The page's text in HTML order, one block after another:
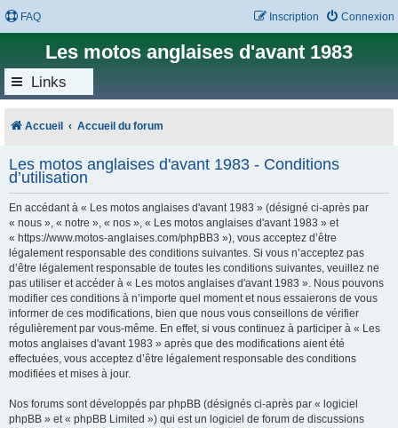
FAQ Connexion
Inscription
Les motos anglaises d'avant 1983
Links
Accueil Accueil du forum
Les motos anglaises d'avant 1983 - Conditions
d’utilisation
En accédant à « Les motos anglaises d'avant 1983 » (désigné ci-après par
« nous », « notre », « nos », « Les motos anglaises d'avant 1983 » et
« https://www.motos-anglaises.com/phpBB3 »), vous acceptez d’être
légalement responsable des conditions suivantes. Si vous n’acceptez pas
d’être légalement responsable de toutes les conditions suivantes, veuillez ne
pas utiliser et accéder à « Les motos anglaises d'avant 1983 ». Nous pouvons
modifier ces conditions à n’importe quel moment et nous essaierons de vous
informer de ces modifications, bien que nous vous conseillons de vérifier
régulièrement par vous-même. En effet, si vous continuez à participer à « Les
motos anglaises d'avant 1983 » après que des modifications aient été
effectuées, vous acceptez d’être légalement responsable des conditions
modifiées et mises à jour.
Nos forums sont développés par phpBB (désignés ci-après par « logiciel
phpBB » et « phpBB Limited ») qui est un logiciel de forum de discussions